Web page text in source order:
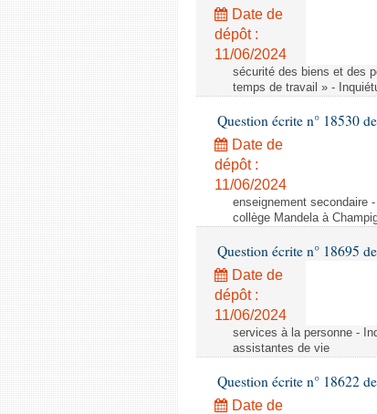
Date de
dépôt :
11/06/2024
sécurité des biens et des
temps de travail » -
Question écrite n° 18530
Date de
dépôt :
11/06/2024
enseignement secondaire
collège Mandela à
Question écrite n° 18695
Date de
dépôt :
11/06/2024
services à la personne -
assistantes de vie
Question écrite n° 18622
Date de